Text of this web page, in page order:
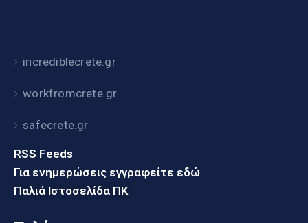
incrediblecrete.gr
workfromcrete.gr
safecrete.gr
RSS Feeds
Για ενημερώσεις εγγραφείτε εδώ
Παλιά Ιστοσελίδα ΠΚ